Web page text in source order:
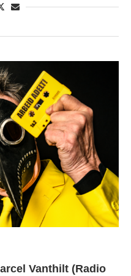
Vanthilt (Radio